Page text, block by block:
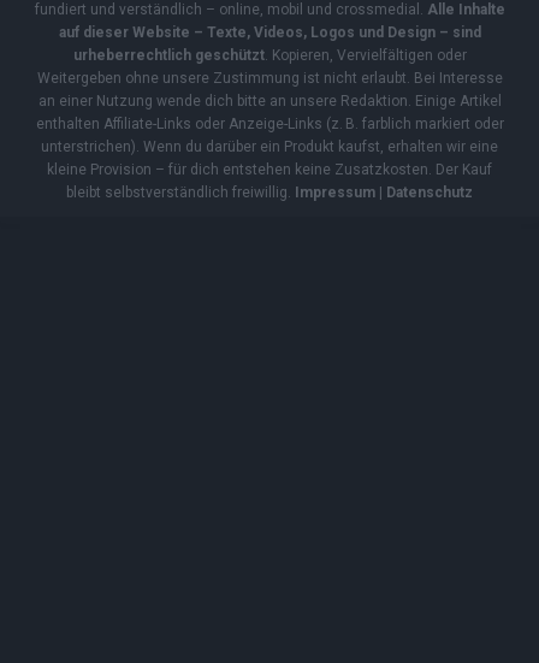
fundiert und verständlich – online, mobil und crossmedial. Alle Inhalte
auf dieser Website – Texte, Videos, Logos und Design – sind
urheberrechtlich geschützt. Kopieren, Vervielfältigen oder
Weitergeben ohne unsere Zustimmung ist nicht erlaubt. Bei Interesse
an einer Nutzung wende dich bitte an unsere Redaktion. Einige Artikel
enthalten Affiliate-Links oder Anzeige-Links (z. B. farblich markiert oder
unterstrichen). Wenn du darüber ein Produkt kaufst, erhalten wir eine
kleine Provision – für dich entstehen keine Zusatzkosten. Der Kauf
bleibt selbstverständlich freiwillig.
Impressum Datenschutz